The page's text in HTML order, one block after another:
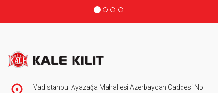
Vadistanbul Ayazağa Mahallesi Azerbaycan Caddesi No